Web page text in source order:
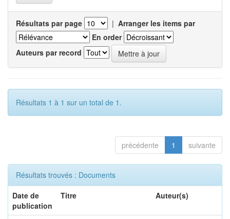
Résultats par page | Arranger les items par
En order
Auteurs par record
Résultats 1 à 1 sur un total de 1.
précédente 1 suivante
Résultats trouvés : Documents
Date de
publication
Titre Auteur(s)